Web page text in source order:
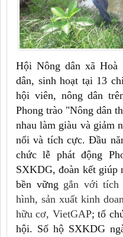
Hội Nông dân xã Hoà
dân, sinh hoạt tại 13
hội viên, nông dân
Phong trào "Nông dân
nhau làm giàu và giảm
nổi và tích cực. Đầu
chức lễ phát động
SXKDG, đoàn kết giúp
bền vững gắn với tích
hình, sản xuất kinh
hữu cơ, VietGAP; tổ
hội. Số hộ SXKDG